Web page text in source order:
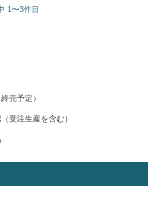
1〜3件目
売予定）
受注生産を含む）